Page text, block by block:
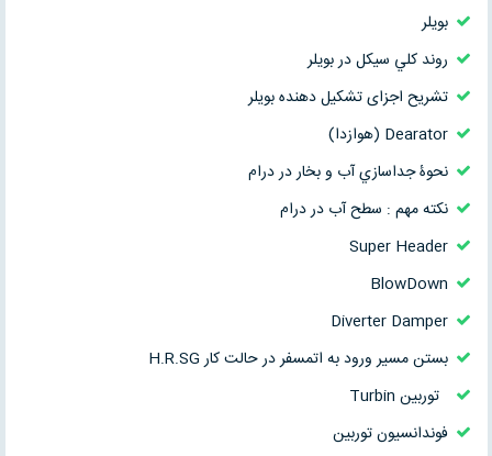
بويلر
روند کلي سيکل در بويلر
تشریح اجزای تشکیل دهنده بویلر
Dearator (هوازدا)
نحوۀ جداسازي آب و بخار در درام
نکته مهم : سطح آب در درام
Super Header
BlowDown
Diverter Damper
بستن مسير ورود به اتمسفر در حالت کار H.R.SG
توربین Turbin
فوندانسیون توربین